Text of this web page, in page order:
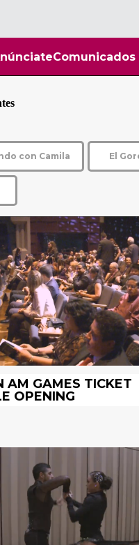
Comunicados
con Camila El
AM GAMES TICKET
OPENING